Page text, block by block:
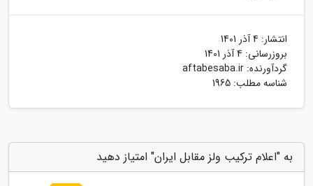
انتشار: 4 آذر 1401
بروزرسانی: 4 آذر 1401
گردآورنده: aftabesaba.ir
شناسه مطلب: 1965
به "اعلام ترکیب ولز مقابل ایران" امتیاز دهید